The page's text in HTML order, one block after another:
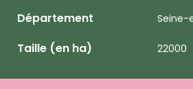
Département Seine-
Taille (en ha) 22000